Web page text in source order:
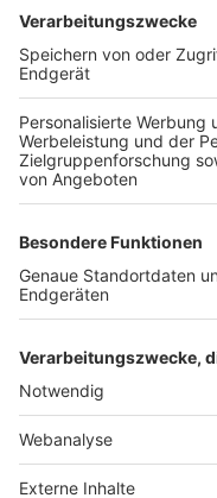
TOP-VEREINE
TOP-PARTNER
Nutzungsbedingungen